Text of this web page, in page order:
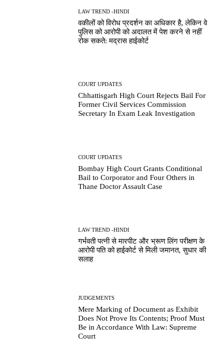
LAW TREND -HINDI
वकीलों को विरोध प्रदर्शन का अधिकार है, लेकिन वे
पुलिस को आरोपी को अदालत में पेश करने से नहीं
रोक सकते: मद्रास हाईकोर्ट
COURT UPDATES
Chhattisgarh High Court Rejects Bail For
Former Civil Services Commission
Secretary In Exam Leak Investigation
COURT UPDATES
Bombay High Court Grants Conditional
Bail to Corporator and Four Others in
Thane Doctor Assault Case
LAW TREND -HINDI
गर्भवती पत्नी से मारपीट और भ्रूण लिंग परीक्षण के
आरोपी पति को हाईकोर्ट से मिली जमानत, सुधार की
सलाह
JUDGEMENTS
Mere Marking of Document as Exhibit
Does Not Prove Its Contents; Proof Must
Be in Accordance With Law: Supreme
Court